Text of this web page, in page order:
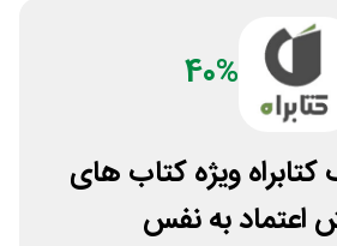
40%
کتابراه ویژه کتاب های
اعتماد به نفس